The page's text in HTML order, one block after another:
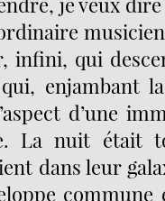
infini, qui
enjambant la
d’une
La nuit était
dans leur